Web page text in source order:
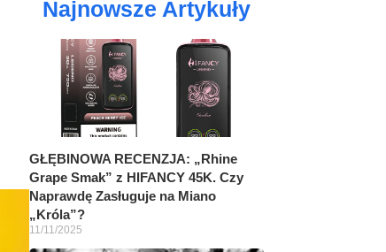
Najnowsze Artykuły
GŁĘBINOWA RECENZJA: „Rhine
Grape Smak” z HIFANCY 45K. Czy
Naprawdę Zasługuje na Miano
„Króla”?
11/11/2025